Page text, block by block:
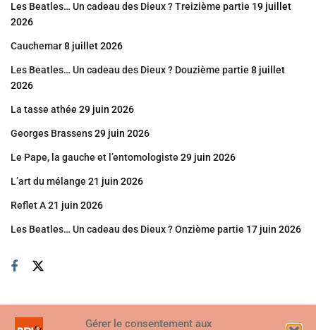
Gérer le consentement aux
Les Beatles… Un cadeau des Dieux ? Treizième partie 19 juillet
2026
Cauchemar8 juillet 2026
Les Beatles… Un cadeau des Dieux ? Douzième partie 8 juillet
2026
La tasse athée 29 juin 2026
Georges Brassens29 juin 2026
Le Pape, la gauche et l’entomologiste 29 juin 2026
L’art du mélange 21 juin 2026
Reflet A21 juin 2026
Les Beatles… Un cadeau des Dieux ? Onzième partie 17 juin 2026